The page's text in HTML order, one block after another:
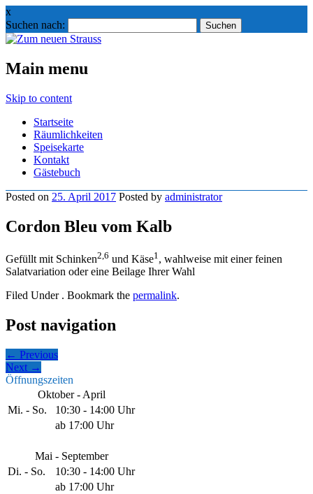
x
Suchen nach:
Main menu
Skip to content
Startseite
Räumlichkeiten
Speisekarte
Kontakt
Gästebuch
Posted on 25. April 2017 Posted by administrator
Cordon Bleu vom Kalb
Gefüllt mit Schinken2,6 und Käse1 , wahlweise mit einer feinen
Salatvariation oder eine Beilage Ihrer Wahl
Filed Under . Bookmark the permalink.
Post navigation
← Previous
Next →
Öffnungszeiten
Oktober - April
Mi. - So.
10:30 - 14:00 Uhr
ab 17:00 Uhr
Mai - September
Di. - So.
10:30 - 14:00 Uhr
ab 17:00 Uhr